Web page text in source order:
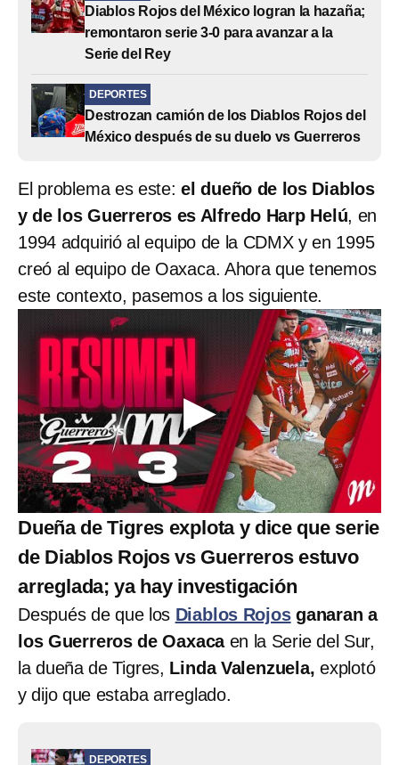
Diablos Rojos del México logran la hazaña;
remontaron serie 3-0 para avanzar a la
Serie del Rey
DEPORTES
Destrozan camión de los Diablos Rojos del
México después de su duelo vs Guerreros
El problema es este:el dueño de los Diablos
y de los Guerreros es Alfredo Harp Helú, en
1994 adquirió al equipo de la CDMX y en 1995
creó al equipo de Oaxaca. Ahora que tenemos
este contexto, pasemos a los siguiente.
Dueña de Tigres explota y dice que serie
de Diablos Rojos vs Guerreros estuvo
arreglada; ya hay investigación
Después de que los Diablos Rojosganaran a
los Guerreros de Oaxacaen la Serie del Sur,
la dueña de Tigres, Linda Valenzuela,explotó
y dijo que estaba arreglado.
DEPORTES